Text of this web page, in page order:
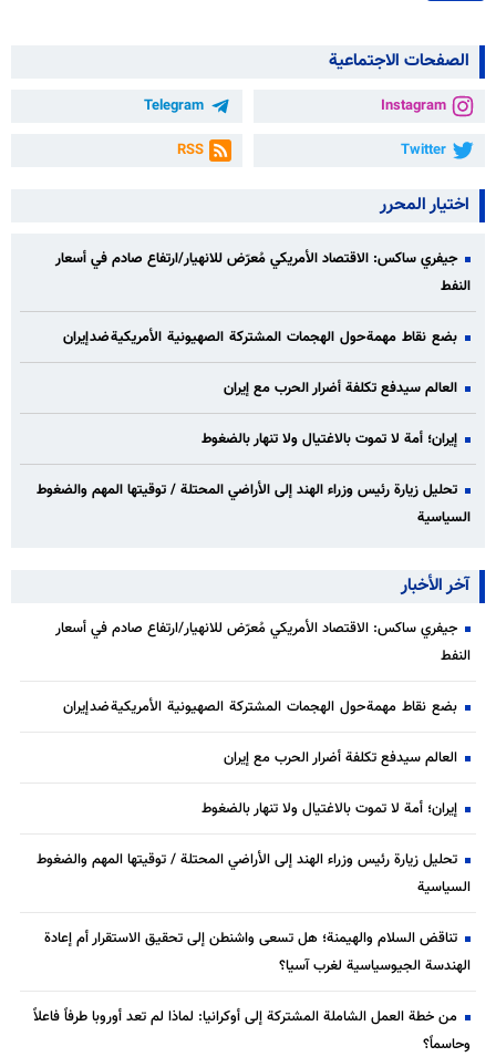
الصفحات الاجتماعية
Instagram
Telegram
Twitter
RSS
اختيار المحرر
جيفري ساكس: الاقتصاد الأمريكي مُعرّض للانهيار/ارتفاع صادم في أسعار
النفط
بضع نقاط مهمة حول الهجمات المشتركة الصهيونية الأمريكية ضد إيران
العالم سيدفع تكلفة أضرار الحرب مع إيران
إيران؛ أمة لا تموت بالاغتيال ولا تنهار بالضغوط
تحليل زيارة رئيس وزراء الهند إلى الأراضي المحتلة / توقيتها المهم والضغوط
السياسية
آخر الأخبار
جيفري ساكس: الاقتصاد الأمريكي مُعرّض للانهيار/ارتفاع صادم في أسعار
النفط
بضع نقاط مهمة حول الهجمات المشتركة الصهيونية الأمريكية ضد إيران
العالم سيدفع تكلفة أضرار الحرب مع إيران
إيران؛ أمة لا تموت بالاغتيال ولا تنهار بالضغوط
تحليل زيارة رئيس وزراء الهند إلى الأراضي المحتلة / توقيتها المهم والضغوط
السياسية
تناقض السلام والهيمنة؛ هل تسعى واشنطن إلى تحقيق الاستقرار أم إعادة
الهندسة الجيوسياسية لغرب آسيا؟
من خطة العمل الشاملة المشتركة إلى أوكرانيا: لماذا لم تعد أوروبا طرفاً فاعلاً
وحاسماً؟